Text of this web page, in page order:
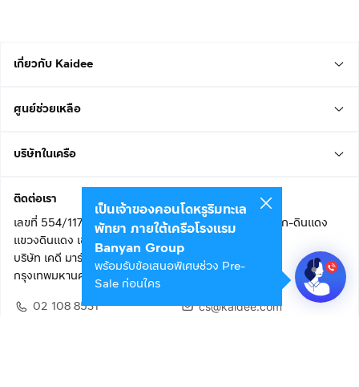
เกี่ยวกับ Kaidee
ศูนย์ช่วยเหลือ
บริษัทในเครือ
ติดต่อเรา
เลขที่ 554/117 อาคารสกายไนน์ เซ็นเตอร์ ชั้น 22 ถนนอโศก-ดินแดง
แขวงดินแดง เขตดินแดง
บริษัท เคดี มาร์เก็ตเพลส จำกัด (สำนักงานใหญ่)
กรุงเทพมหานคร 10400
02 108 8531
cs@kaidee.com
เป็นเจ้าของคอนโดหรูริมทะเล
พัทยา ภายใต้เครือโรงแรม
Banyan Group
พร้อมรับข้อเสนอพิเศษช่วง Pre-
Sale ก่อนใคร